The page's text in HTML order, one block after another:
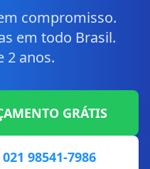
compromisso.
em todo Brasil.
2 anos.
GRÁTIS
98541-7986